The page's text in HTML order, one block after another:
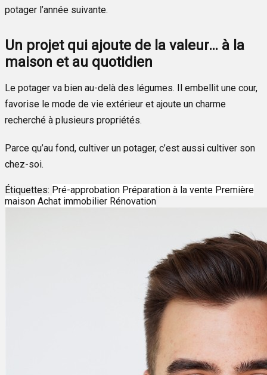
potager l’année suivante.
Un projet qui ajoute de la valeur… à la
maison et au quotidien
Le potager va bien au-delà des légumes. Il embellit une cour,
favorise le mode de vie extérieur et ajoute un charme
recherché à plusieurs propriétés.
Parce qu’au fond, cultiver un potager, c’est aussi cultiver son
chez-soi.
Étiquettes: Pré-approbation Préparation à la vente Première
maison Achat immobilier Rénovation